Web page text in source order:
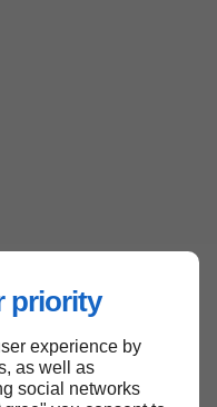
priority
experience by
as well as
social networks